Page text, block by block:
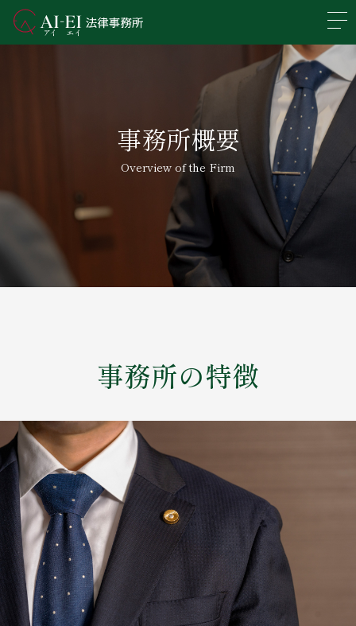
事務所概要
Overview of the Firm
事務所の特徴
事務所概要
業務分野
所属弁護士紹介
アクセス
新着情報
お問い合わせ